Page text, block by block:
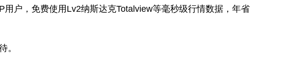
户，免费使用Lv2纳斯达克Totalview等毫秒级行情数据，年省
。